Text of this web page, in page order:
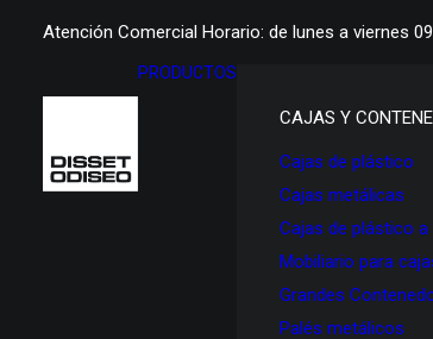
Atención Comercial Horario: de lunes a viernes
PRODUCTOS
CAJAS Y
Cajas de plástico
Cajas metálicas
Cajas de plástico a
Mobiliario para
Grandes
Palés metálicos